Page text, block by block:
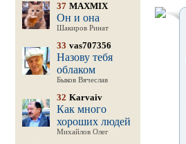
37 MAXMIX
Он и она
Шакиров Ринат
33 vas707356
Назову тебя
облаком
Быков Вячеслав
32 Karvaiv
Как много
хороших людей
Михайлов Олег